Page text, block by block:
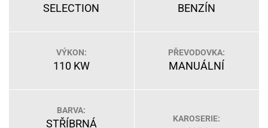
SELECTION BENZÍN
VÝKON:
110 KW
PŘEVODOVKA:
MANUÁLNÍ
BARVA:
STŘÍBRNÁ
KAROSERIE: